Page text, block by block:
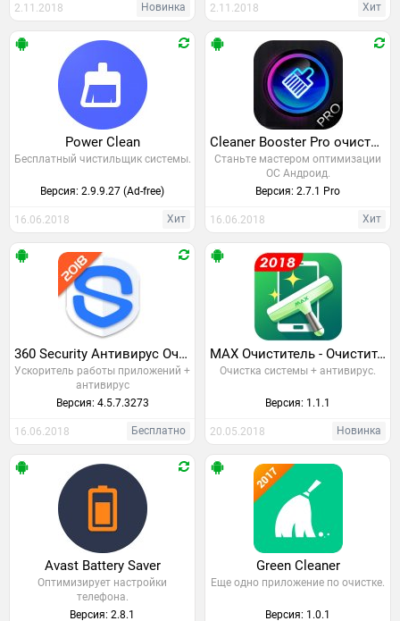
2.11.2018 Новинка 2.11.2018 Хит
Power Clean
Бесплатный чистильщик системы.
Версия: 2.9.9.27 (Ad-free)
16.06.2018 Хит
Cleaner Booster Pro очиститель
Станьте мастером оптимизации
ОС Андроид.
Версия: 2.7.1 Pro
16.06.2018 Хит
360 Security Aнтивирус Очистка
Ускоритель работы приложений +
антивирус
Версия: 4.5.7.3273
16.06.2018 Бесплатно
MAX Очиститель - Очиститель Устройства & Антивирус
Очистка системы + антивирус.
Версия: 1.1.1
20.05.2018 Новинка
Avast Battery Saver
Оптимизирует настройки
телефона.
Версия: 2.8.1
Green Cleaner
Еще одно приложение по очистке.
Версия: 1.0.1